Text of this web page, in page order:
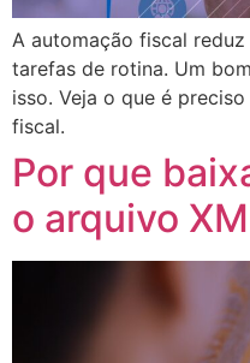
A automação fiscal
tarefas de rotina. Um
isso. Veja o que é
fiscal.
Por que
o arquivo